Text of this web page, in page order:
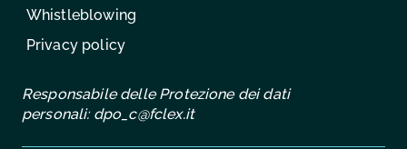
Whistleblowing
Privacy policy
Responsabile delle Protezione dei dati
personali: dpo_c@fclex.it